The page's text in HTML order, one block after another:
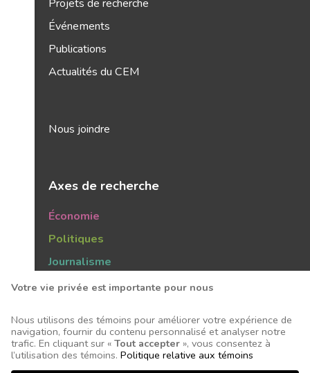
Projets de recherche
Événements
Publications
Actualités du CEM
Nous joindre
Axes de recherche
Économie
Politiques
Journalisme
Publics
Votre vie privée est importante pour nous
Nous utilisons des témoins pour améliorer votre expérience de
navigation, fournir du contenu personnalisé et analyser notre
trafic. En cliquant sur « Tout accepter », vous consentez à
l’utilisation des témoins. Politique relative aux témoins